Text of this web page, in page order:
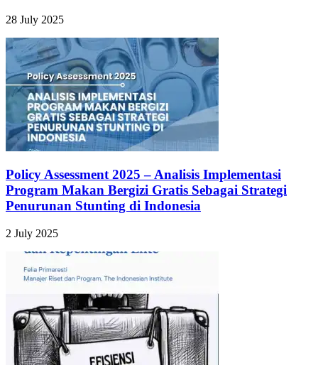
28 July 2025
Policy Assessment 2025 – Analisis Implementasi
Program Makan Bergizi Gratis Sebagai Strategi
Penurunan Stunting di Indonesia
2 July 2025